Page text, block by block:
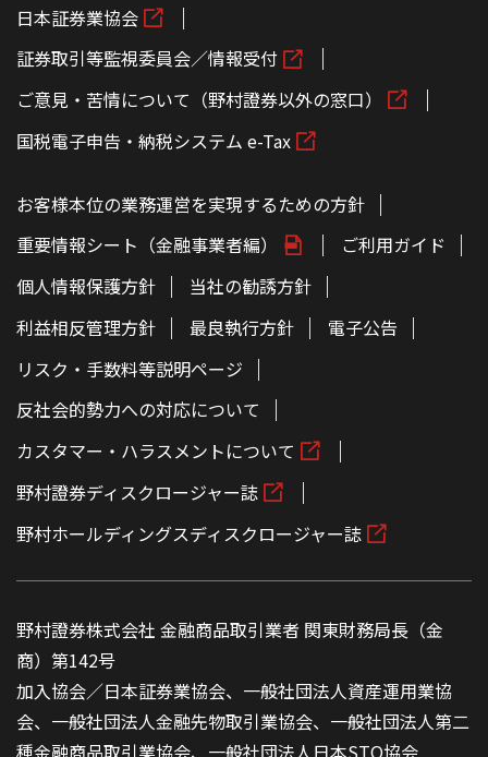
日本証券業協会
証券取引等監視委員会／情報受付
ご意見・苦情について（野村證券以外の窓口）
国税電子申告・納税システム e-Tax
お客様本位の業務運営を実現するための方針
重要情報シート（金融事業者編）
ご利用ガイド
個人情報保護方針
当社の勧誘方針
利益相反管理方針
最良執行方針
電子公告
リスク・手数料等説明ページ
反社会的勢力への対応について
カスタマー・ハラスメントについて
野村證券ディスクロージャー誌
野村ホールディングスディスクロージャー誌
野村證券株式会社 金融商品取引業者 関東財務局長（金
商）第142号
加入協会／日本証券業協会、一般社団法人資産運用業協
会、一般社団法人金融先物取引業協会、一般社団法人第二